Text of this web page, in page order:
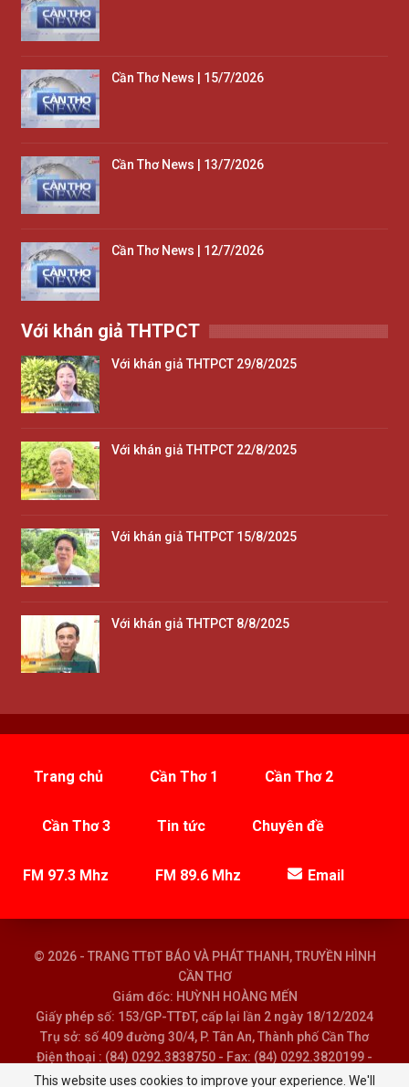
Cần Thơ News | 15/7/2026
Cần Thơ News | 13/7/2026
Cần Thơ News | 12/7/2026
Với khán giả THTPCT
Với khán giả THTPCT 29/8/2025
Với khán giả THTPCT 22/8/2025
Với khán giả THTPCT 15/8/2025
Với khán giả THTPCT 8/8/2025
Trang chủ Cần Thơ 1 Cần Thơ 2
Cần Thơ 3 Tin tức Chuyên đề
FM 97.3 Mhz FM 89.6 Mhz Email
© 2026 - TRANG TTĐT BÁO VÀ PHÁT THANH, TRUYỀN HÌNH
CẦN THƠ
Giám đốc: HUỲNH HOÀNG MẾN
Giấy phép số: 153/GP-TTĐT, cấp lại lần 2 ngày 18/12/2024
Trụ sở: số 409 đường 30/4, P. Tân An, Thành phố Cần Thơ
Điện thoại : (84) 0292.3838750 - Fax: (84) 0292.3820199 -
Email : baoptth@cantho.gov.vn
This website uses cookies to improve your experience. We'll